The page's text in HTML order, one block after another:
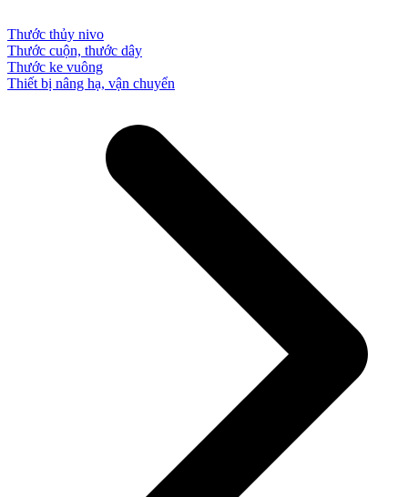
Thước thủy nivo
Thước cuộn, thước dây
Thước ke vuông
Thiết bị nâng hạ, vận chuyển